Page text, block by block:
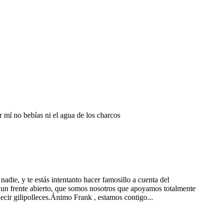
no bebías ni el agua de los charcos
y te estás intentanto hacer famosillo a cuenta del
frente abierto, que somos nosotros que apoyamos totalmente
gilipolleces.Ánimo Frank , estamos contigo...